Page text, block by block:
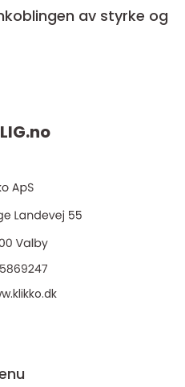
av styrke og
no